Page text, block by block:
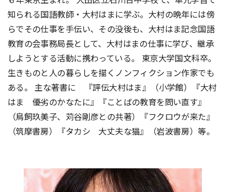
知られる国語教師・大村はまに学ぶ。大村の晩年には傍
らでその仕事を手伝い、その没後も、大村はま記念国語
教育の会事務局長として、大村はまの仕事に学び、継承
しようとする活動に携わっている。 東京大学国文科卒。
生きものと人の暮らしを描くノンフィクション作家でも
ある。 主な著書に 『評伝大村はま』（小学館）『大村
はま 優劣のかなたに』『ことばの教育を問い直す』
（鳥飼玖美子、苅谷剛彦との共著）『フクロウが来た』
（筑摩書房）『タカシ 大丈夫な猫』（岩波書房）等。